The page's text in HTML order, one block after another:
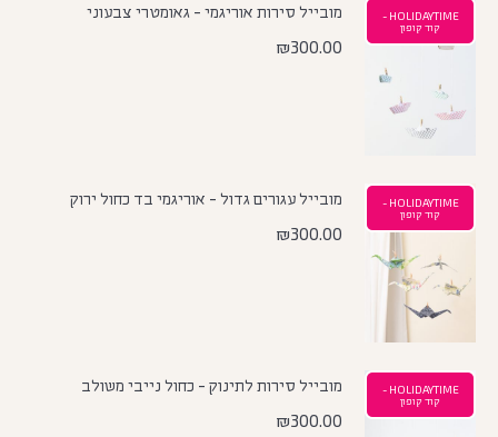
HOLIDAYTIME -
קוד קופון
מובייל סירות אוריגמי - גאומטרי צבעוני
₪300.00
HOLIDAYTIME -
קוד קופון
מובייל עגורים גדול - אוריגמי בד כחול ירוק
₪300.00
HOLIDAYTIME -
קוד קופון
מובייל סירות לתינוק - כחול נייבי משולב
₪300.00